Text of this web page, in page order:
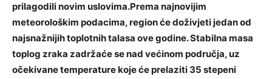
prilagodili novim uslovima.Prema najnovijim
meteorološkim podacima, region će doživjeti jedan od
najsnažnijih toplotnih talasa ove godine. Stabilna masa
toplog zraka zadržaće se nad većinom područja, uz
očekivane temperature koje će prelaziti 35 stepeni